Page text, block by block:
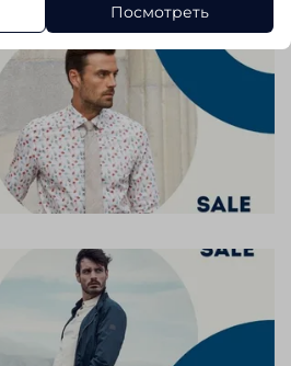
Посмотреть